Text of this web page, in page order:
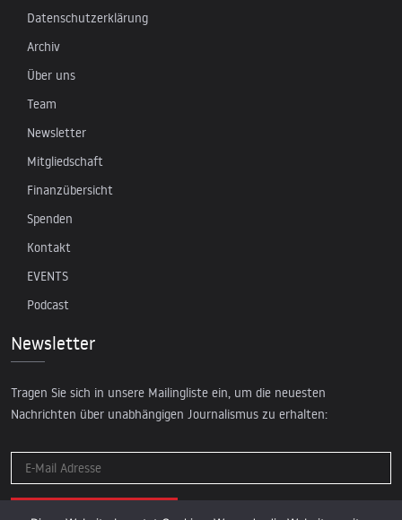
Datenschutzerklärung
Archiv
Über uns
Team
Newsletter
Mitgliedschaft
Finanzübersicht
Spenden
Kontakt
EVENTS
Podcast
Newsletter
Tragen Sie sich in unsere Mailingliste ein, um die neuesten
Nachrichten über unabhängigen Journalismus zu erhalten: